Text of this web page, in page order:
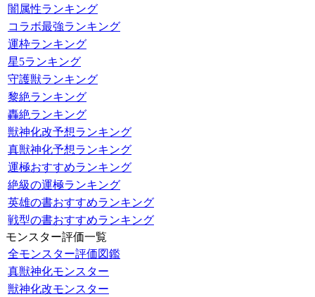
闇属性ランキング
コラボ最強ランキング
運枠ランキング
星5ランキング
守護獣ランキング
黎絶ランキング
轟絶ランキング
獣神化改予想ランキング
真獣神化予想ランキング
運極おすすめランキング
絶級の運極ランキング
英雄の書おすすめランキング
戦型の書おすすめランキング
モンスター評価一覧
全モンスター評価図鑑
真獣神化モンスター
獣神化改モンスター